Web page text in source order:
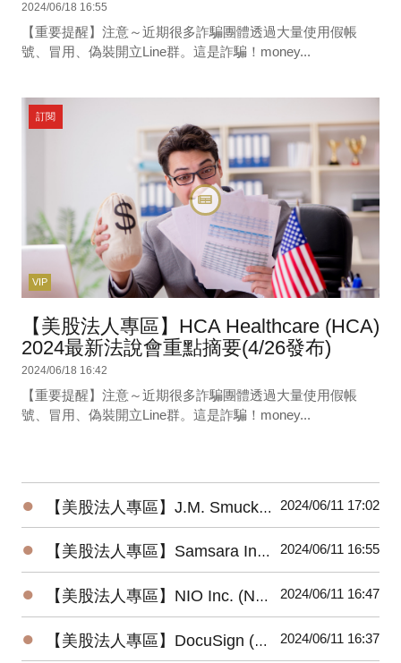
2024/06/18 16:55
【重要提醒】注意～近期很多詐騙團體透過大量使用假帳
號、冒用、偽裝開立Line群。這是詐騙！money...
VIP
訂閱
【美股法人專區】HCA Healthcare (HCA)
2024最新法說會重點摘要(4/26發布)
2024/06/18 16:42
【重要提醒】注意～近期很多詐騙團體透過大量使用假帳
號、冒用、偽裝開立Line群。這是詐騙！money...
● 【美股法人專區】J.M. Smucker Company (SJM) 2024最新法說會重點摘要(6/6發布) 2024/06/11 17:02
● 【美股法人專區】Samsara Inc. (IOT) 2024最新法說會重點摘要(6/6發布) 2024/06/11 16:55
● 【美股法人專區】NIO Inc. (NIO) 2024最新法說會重點摘要(6/6發布) 2024/06/11 16:47
● 【美股法人專區】DocuSign (DOCU) 2024最新法說會重點摘要(6/6發布) 2024/06/11 16:37